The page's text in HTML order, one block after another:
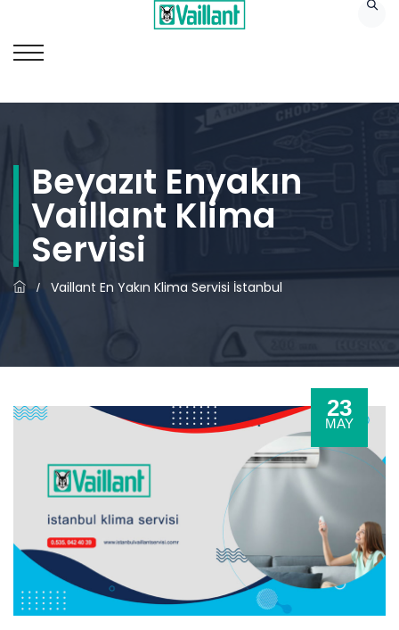
Beyazıt Enyakın
Vaillant Klima
Servisi
/ Vaillant En Yakın Klima Servisi İstanbul
23
MAY